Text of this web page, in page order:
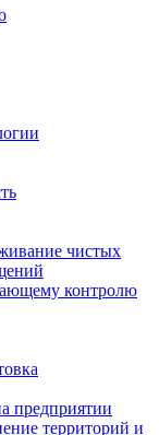
чистых
контролю
предприятии
территорий и